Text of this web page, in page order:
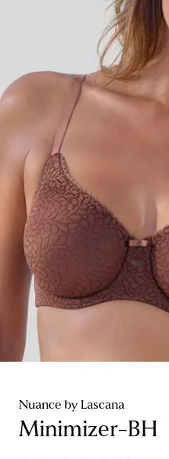
Nuance by Lascana
Minimizer-BH